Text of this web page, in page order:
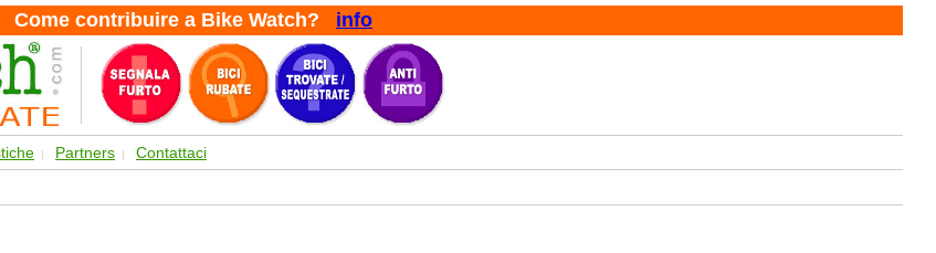
Come contribuire a Bike Watch? info
| Partners | Contattaci